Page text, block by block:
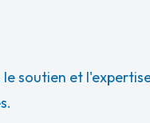
soutien et